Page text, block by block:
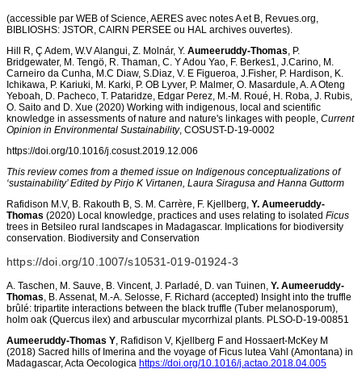
(accessible par WEB of Science, AERES avec notes A et B, Revues.org,
BIBLIOSHS: JSTOR, CAIRN PERSEE ou HAL archives ouvertes).
Hill R, Ç Adem, W.V Alangui, Z. Molnár, Y. Aumeeruddy-Thomas, P.
Bridgewater, M. Tengö, R. Thaman, C. Y Adou Yao, F. Berkes1, J.Carino, M.
Carneiro da Cunha, M.C Diaw, S.Diaz, V. E Figueroa, J.Fisher, P. Hardison, K.
Ichikawa, P. Kariuki, M. Karki, P. OB Lyver, P. Malmer, O. Masardule, A. A Oteng
Yeboah, D. Pacheco, T. Pataridze, Edgar Perez, M.-M. Roué, H. Roba, J. Rubis,
O. Saito and D. Xue (2020) Working with indigenous, local and scientific
knowledge in assessments of nature and nature's linkages with people, Current
Opinion in Environmental Sustainability, COSUST-D-19-0002
https://doi.org/10.1016/j.cosust.2019.12.006
This review comes from a themed issue on Indigenous conceptualizations of
‘sustainability’ Edited by Pirjo K Virtanen, Laura Siragusa and Hanna Guttorm
Rafidison M.V, B. Rakouth B, S. M. Carrère, F. Kjellberg, Y. Aumeeruddy-
Thomas (2020) Local knowledge, practices and uses relating to isolated Ficus
trees in Betsileo rural landscapes in Madagascar. Implications for biodiversity
conservation. Biodiversity and Conservation
https://doi.org/10.1007/s10531-019-01924-3
A. Taschen, M. Sauve, B. Vincent, J. Parladé, D. van Tuinen, Y. Aumeeruddy-
Thomas, B. Assenat, M.-A. Selosse, F. Richard (accepted) Insight into the truffle
brûlé: tripartite interactions between the black truffle (Tuber melanosporum),
holm oak (Quercus ilex) and arbuscular mycorrhizal plants. PLSO-D-19-00851
Aumeeruddy-Thomas Y, Rafidison V, Kjellberg F and Hossaert-McKey M
(2018) Sacred hills of Imerina and the voyage of Ficus lutea Vahl (Amontana) in
Madagascar, Acta Oecologica https://doi.org/10.1016/j.actao.2018.04.005